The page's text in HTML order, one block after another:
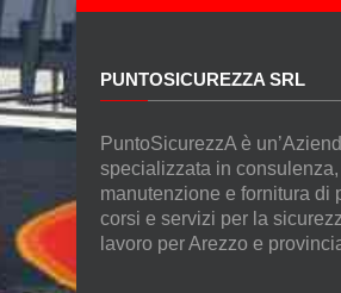
PUNTOSICUREZZA SRL
PuntoSicurezzA è
specializzata in consulenza,
manutenzione e fornitura di
corsi e servizi per la
lavoro per Arezzo e